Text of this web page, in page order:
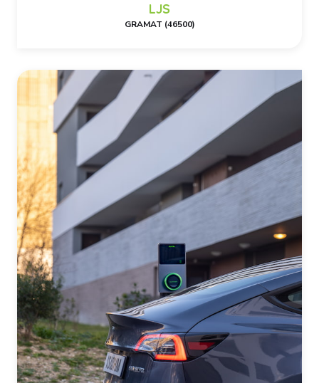
LJS
GRAMAT (46500)